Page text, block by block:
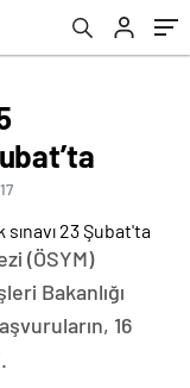
(ÖSYM)
Bakanlığı
16